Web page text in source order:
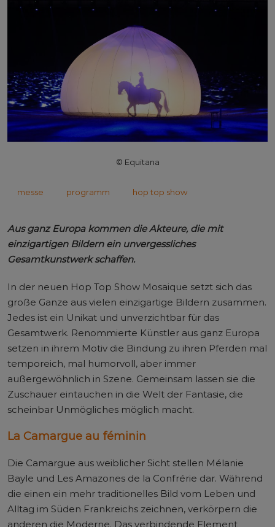
© Equitana
messe programm hop top show
Aus ganz Europa kommen die Akteure, die mit
einzigartigen Bildern ein unvergessliches
Gesamtkunstwerk schaffen.
In der neuen Hop Top Show Mosaique setzt sich das
große Ganze aus vielen einzigartige Bildern zusammen.
Jedes ist ein Unikat und unverzichtbar für das
Gesamtwerk. Renommierte Künstler aus ganz Europa
setzen in ihrem Motiv die Bindung zu ihren Pferden mal
temporeich, mal humorvoll, aber immer
außergewöhnlich in Szene. Gemeinsam lassen sie die
Zuschauer eintauchen in die Welt der Fantasie, die
scheinbar Unmögliches möglich macht.
La Camargue au féminin
Die Camargue aus weiblicher Sicht stellen Mélanie
Bayle und Les Amazones de la Confrérie dar. Während
die einen ein mehr traditionelles Bild vom Leben und
Alltag im Süden Frankreichs zeichnen, verkörpern die
anderen die Moderne. Das verbindende Element